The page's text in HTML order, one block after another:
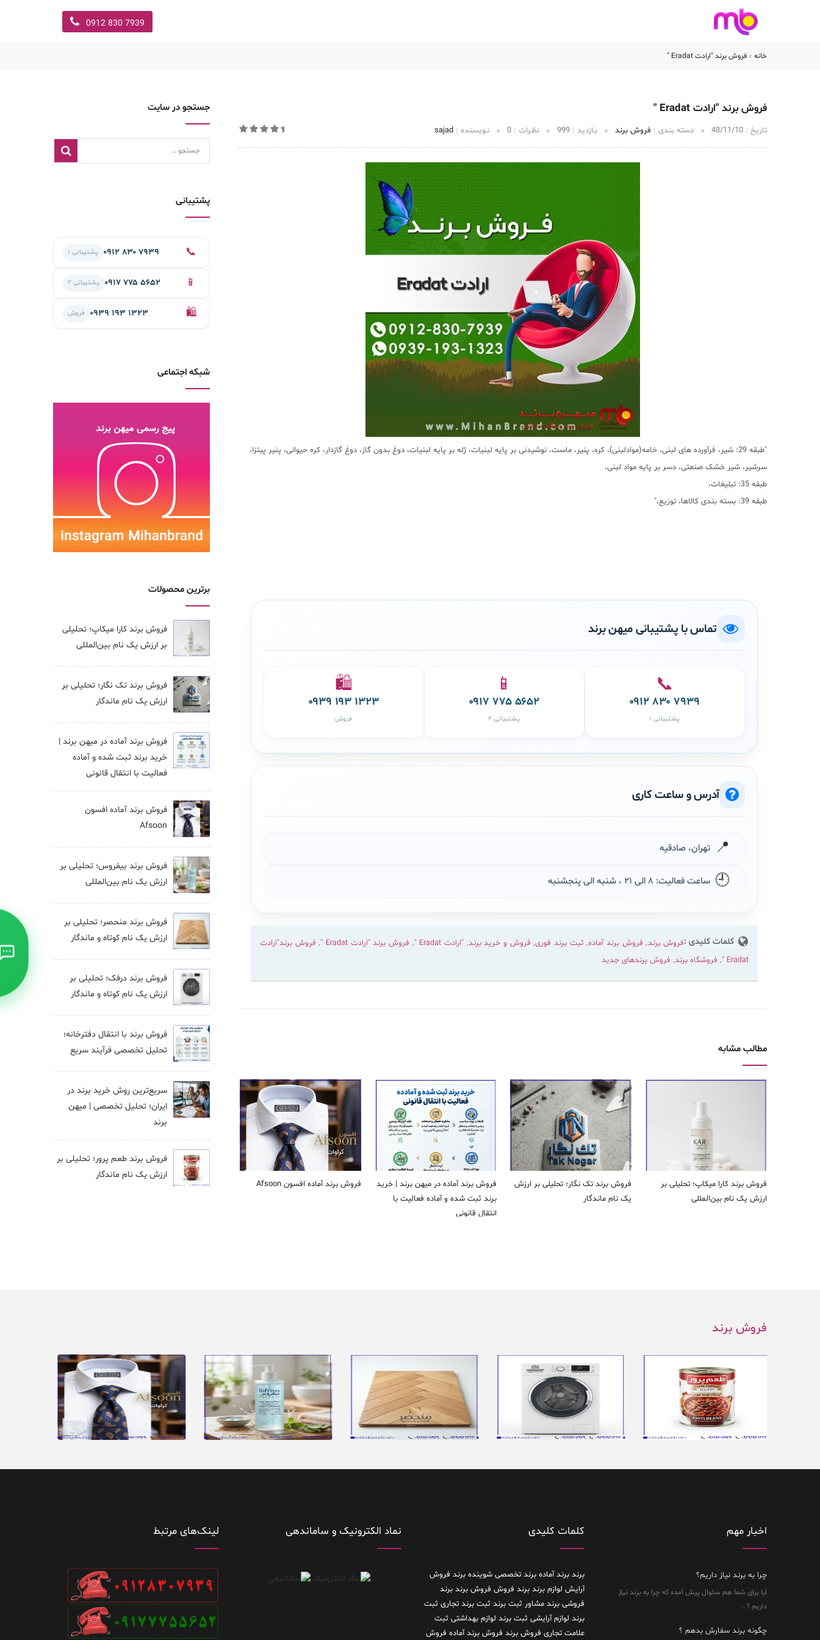
7939 830 0912
خانه » فروش برند "ارادت Eradat "
فروش برند "ارادت Eradat "
تاریخ :‌ 48/11/10 دسته بندی : فروش برند بـازدید : 999 نظـرات : 0 نـویسنده : sajad
"طبقه 29: شیر، فرآورده های لبنی، خامه(موادلبنی)، کره، پنیر، ماست، نوشیدنی بر پایه لبنیات، ژله بر پایه لبنیات، دوغ بدون گاز، دوغ گازدار، کره حیوانی، پنیر پیتزا،
سرشیر، شیر خشک صنعتی، دسر بر پایه مواد لبنی،
طبقه 35: تبلیغات،
طبقه 39: بسته بندی کالاها، توزیع،"
تماس با پشتیبانی میهن برند
📞
۰۹۱۲ ۸۳۰ ۷۹۳۹
پشتیبانی ۱
📱
۰۹۱۷ ۷۷۵ ۵۶۵۲
پشتیبانی ۲
🛍️
۰۹۳۹ ۱۹۳ ۱۳۲۳
فروش
آدرس و ساعت کاری
📍 تهران، صادقیه
🕘 ساعت فعالیت: ۸ الی ۲۱ ، شنبه الی پنجشنبه
کلمات کلیدی :فروش برند, فروش برند آماده,ثبت برند فوری, فروش و خرید برند, "ارادت Eradat " , فروش برند "ارادت Eradat " , فروش برند"ارادت
Eradat "
, فروشگاه برند, فروش برندهای جدید
مطالب مشابه
فروش برند کارا ميكاپ؛ تحلیلی بر
ارزش یک نام بین‌المللی
فروش برند تک نگار؛ تحلیلی بر ارزش
یک نام ماندگار
فروش برند آماده در میهن برند | خرید
برند ثبت شده و آماده فعالیت با
انتقال قانونی
فروش برند آماده افسون Afsoon
جستجو در سایت
پشتیبانی
📞 ۰۹۱۲ ۸۳۰ ۷۹۳۹ پشتیبانی ۱
📱 ۰۹۱۷ ۷۷۵ ۵۶۵۲ پشتیبانی ۲
🛍️ ۰۹۳۹ ۱۹۳ ۱۳۲۳ فروش
شبکه اجتماعی
برترین محصولات
فروش برند کارا ميكاپ؛ تحلیلی
بر ارزش یک نام بین‌المللی
فروش برند تک نگار؛ تحلیلی بر
ارزش یک نام ماندگار
فروش برند آماده در میهن برند |
خرید برند ثبت شده و آماده
فعالیت با انتقال قانونی
فروش برند آماده افسون
Afsoon
فروش برند بيفروس؛ تحلیلی بر
ارزش یک نام بین‌المللی
فروش برند منحصر؛ تحلیلی بر
ارزش یک نام کوتاه و ماندگار
فروش برند درفک؛ تحلیلی بر
ارزش یک نام کوتاه و ماندگار
فروش برند با انتقال دفترخانه؛
تحلیل تخصصی فرآیند سریع
سریع‌ترین روش خرید برند در
ایران؛ تحلیل تخصصی | میهن
برند
فروش برند طعم پرور؛ تحلیلی بر
ارزش یک نام ماندگار
فروش برند
اخبار مهم
چرا به برند نیاز داریم؟
آیا برای شما هم سئوال پیش آمده که چرا به برند نیاز
داریم ؟ ..
چگونه برند سفارش بدهم ؟
کلمات کلیدی
برند برند آماده برند تخصصی شوینده برند فروش
آرایش لوازم برند برند فروش فروش برند برند
فروشی برند مشاور ثبت برند ثبت برند تجاری ثبت
برند لوازم آرایشی ثبت برند لوازم بهداشتی ثبت
علامت تجاری فروش برند فروش برند آماده فروش
نماد الکترونیک و ساماندهی لینک‌های مرتبط